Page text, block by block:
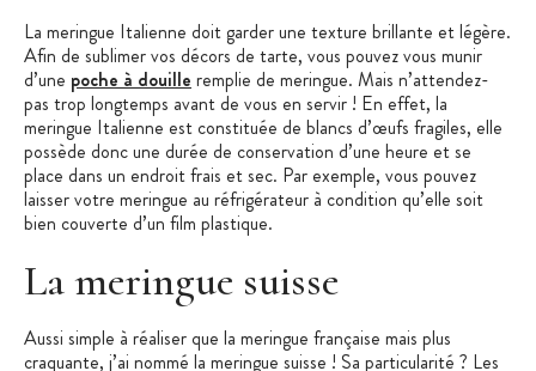
La meringue Italienne doit garder une texture brillante et légère.
Afin de sublimer vos décors de tarte, vous pouvez vous munir
d’une poche à douille remplie de meringue. Mais n’attendez-
pas trop longtemps avant de vous en servir ! En effet, la
meringue Italienne est constituée de blancs d’œufs fragiles, elle
possède donc une durée de conservation d’une heure et se
place dans un endroit frais et sec. Par exemple, vous pouvez
laisser votre meringue au réfrigérateur à condition qu’elle soit
bien couverte d’un film plastique.
La meringue suisse
Aussi simple à réaliser que la meringue française mais plus
craquante, j’ai nommé la meringue suisse ! Sa particularité ? Les